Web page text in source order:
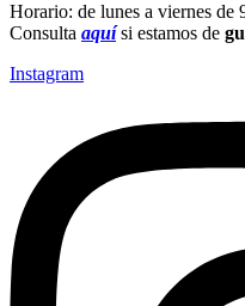
Horario: de lunes a viernes de
Consulta aquísi estamos de
Instagram